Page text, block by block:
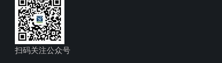
扫码关注公众号